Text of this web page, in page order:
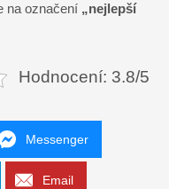
na označení „nejlepší
Hodnocení: 3.8/5
Messenger
Email